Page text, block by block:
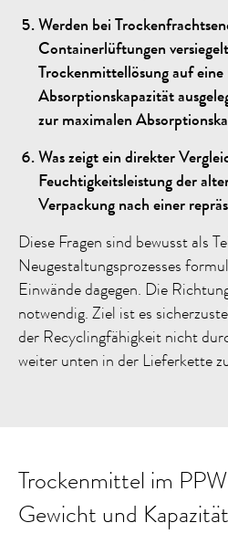
Werden bei
Containerlüftungen
Trockenmittellösung auf
Absorptionskapazität
zur maximalen
Was zeigt ein direkter
Feuchtigkeitsleistung der
Verpackung nach einer
Diese Fragen sind bewusst als
Neugestaltungsprozesses
Einwände dagegen. Die
notwendig. Ziel ist es
der Recyclingfähigkeit nicht
weiter unten in der Lieferkette
Trockenmittel im
Gewicht und Kapazität